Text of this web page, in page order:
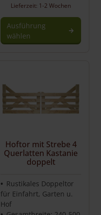
Lieferzeit: 1-2 Wochen
Ausführung
wählen
Hoftor mit Strebe 4
Querlatten Kastanie
doppelt
Rustikales Doppeltor
für Einfahrt, Garten u.
Hof